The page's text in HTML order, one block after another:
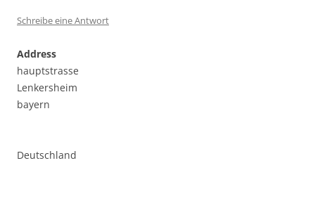
Schreibe eine Antwort
Address
hauptstrasse
Lenkersheim
bayern
Deutschland